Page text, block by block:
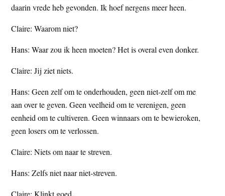
daarin vrede heb gevonden. Ik hoef nergens meer heen.
Claire: Waarom niet?
Hans: Waar zou ik heen moeten? Het is overal even donker.
Claire: Jij ziet niets.
Hans: Geen zelf om te onderhouden, geen niet-zelf om me
aan over te geven. Geen veelheid om te verenigen, geen
eenheid om te cultiveren. Geen winnaars om te bewieroken,
geen losers om te verlossen.
Claire: Niets om naar te streven.
Hans: Zelfs niet naar niet-streven.
Claire: Klinkt goed.